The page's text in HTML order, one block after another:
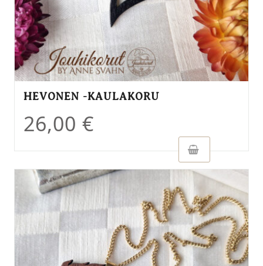
HEVONEN -KAULAKORU
26,00 €